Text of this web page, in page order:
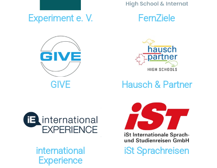
Experiment e. V. FernZiele
GIVE Hausch & Partner
international
Experience
iSt Sprachreisen